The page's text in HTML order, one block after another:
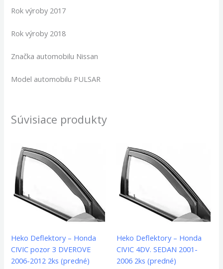
Rok výroby 2017
Rok výroby 2018
Značka automobilu Nissan
Model automobilu PULSAR
Súvisiace produkty
Heko Deflektory – Honda
CIVIC pozor 3 DVEROVE
2006-2012 2ks (predné)
Heko Deflektory – Honda
CIVIC 4DV. SEDAN 2001-
2006 2ks (predné)